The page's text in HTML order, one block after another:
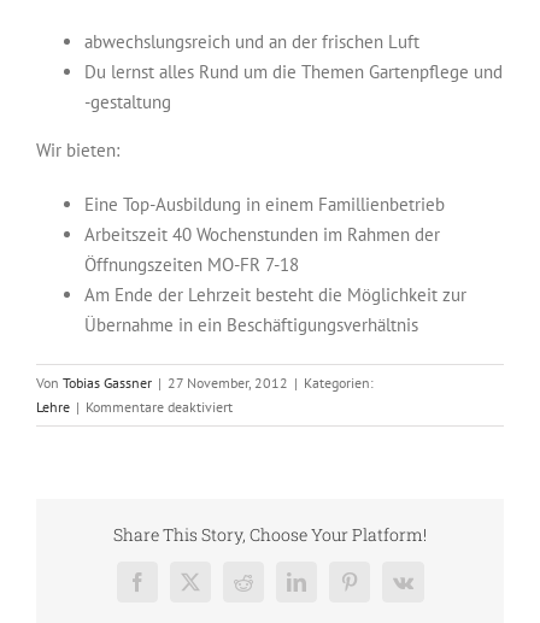
abwechslungsreich und an der frischen Luft
Du lernst alles Rund um die Themen Gartenpflege und
-gestaltung
Wir bieten:
Eine Top-Ausbildung in einem Famillienbetrieb
Arbeitszeit 40 Wochenstunden im Rahmen der
Öffnungszeiten MO-FR 7-18
Am Ende der Lehrzeit besteht die Möglichkeit zur
Übernahme in ein Beschäftigungsverhältnis
Von Tobias Gassner | 27 November, 2012 | Kategorien:
Lehre | Kommentare deaktiviertfür
Lehrling
Share This Story, Choose Your Platform!
Facebook
X RedditLinkedInPinterest
Vk